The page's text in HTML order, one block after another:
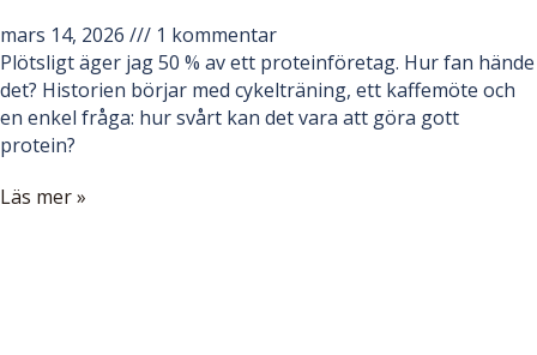
mars 14, 2026
1 kommentar
Plötsligt äger jag 50 % av ett proteinföretag. Hur fan hände
det? Historien börjar med cykelträning, ett kaffemöte och
en enkel fråga: hur svårt kan det vara att göra gott
protein?
Läs mer »